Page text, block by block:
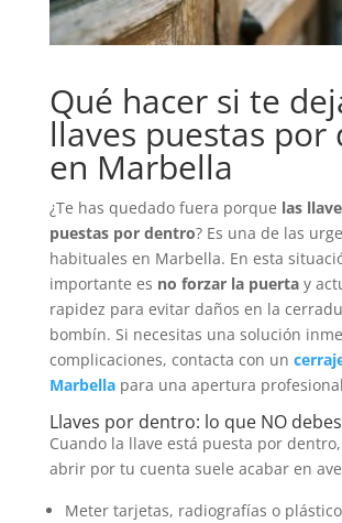
Qué hacer si te
llaves puestas por
en Marbella
¿Te has quedado fuera porque las
puestas por dentro? Es una de las
habituales en Marbella. En esta
importante es no forzar la puertay
rapidez para evitar daños en la
bombín. Si necesitas una solución
complicaciones, contacta con un
Marbellapara una apertura
Llaves por dentro: lo que NO
Cuando la llave está puesta por
abrir por tu cuenta suele acabar en
Meter tarjetas, radiografías o